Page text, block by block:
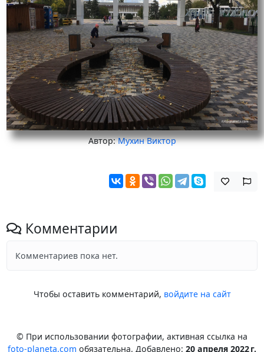
Автор:Мухин Виктор
Комментарии
Комментариев пока нет.
Чтобы оставить комментарий, войдите на сайт
© При использовании фотографии, активная ссылка на
foto-planeta.com обязательна. Добавлено: 20 апреля 2022 г.